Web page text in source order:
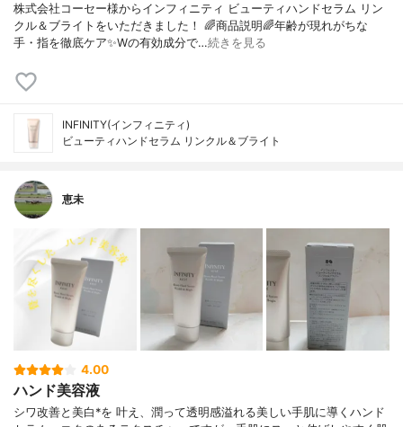
株式会社コーセー様からインフィニティ ビューティハンドセラム リン
クル＆ブライトをいただきました！ 🌈商品説明🌈年齢が現れがちな
手・指を徹底ケア✨Wの有効成分で…続きを見る
INFINITY(インフィニティ)
ビューティハンドセラム リンクル＆ブライト
恵未
4.00
ハンド美容液
シワ改善と美白*を 叶え、潤って透明感溢れる美しい手肌に導くハンド